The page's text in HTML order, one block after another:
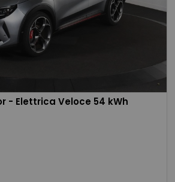
- Elettrica Veloce 54 kWh